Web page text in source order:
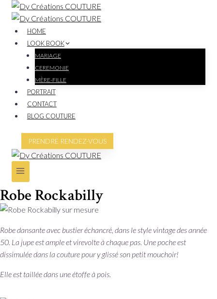
HOME
LOOK BOOK
MARIAGE
CEREMONIE
MÈRE-FILLE
PORTRAIT
CONTACT
BLOG COUTURE
PRENDRE RENDEZ-VOUS
Robe Rockabilly
Robe dansante avec bustier échancré, dans le style vintage des année
50. La jupe est ample et virevolte à chaque pas. Une poche est
dissimulée dans la couture pour y glissé son petit mouchoir!
Elle est taillée dans une étoffe à pois.